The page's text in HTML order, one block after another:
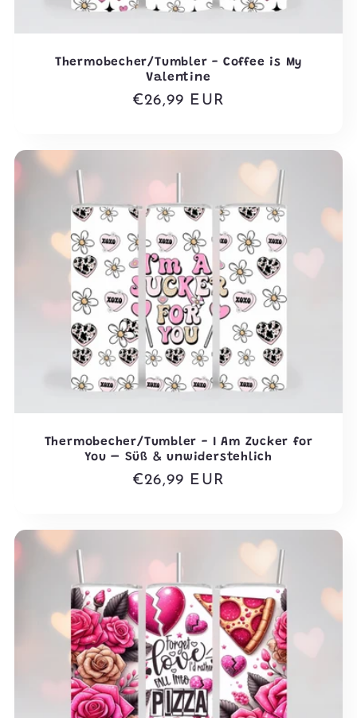
Thermobecher/Tumbler - Coffee is My
Valentine
Normaler
€26,99 EUR
Thermobecher/Tumbler - I Am Zucker for
You – Süß & unwiderstehlich
Normaler
€26,99 EUR